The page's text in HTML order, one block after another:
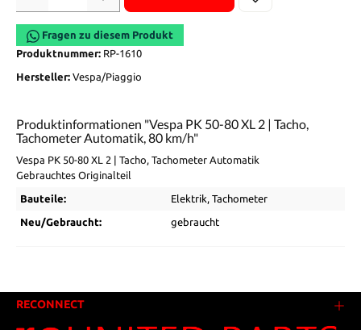
Fragen zu diesem Produkt
Produktnummer: RP-1610
Hersteller: Vespa/Piaggio
Produktinformationen "Vespa PK 50-80 XL 2 | Tacho,
Tachometer Automatik, 80 km/h"
Vespa PK 50-80 XL 2 | Tacho, Tachometer Automatik
Gebrauchtes Originalteil
Bauteile: Elektrik, Tachometer
Neu/Gebraucht: gebraucht
RECONNECT